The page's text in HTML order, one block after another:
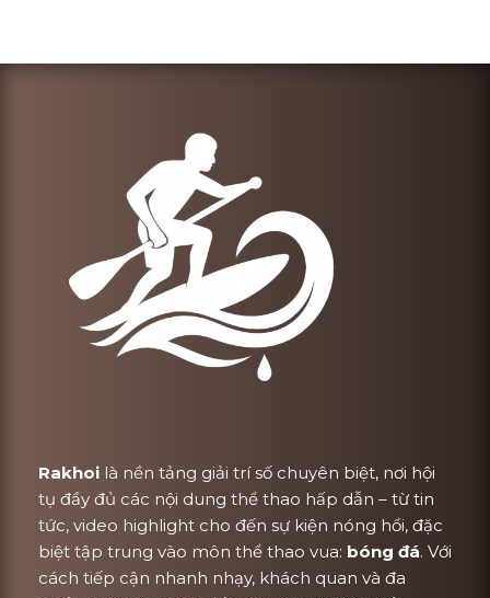
Rakhoi là nền tảng giải trí số chuyên biệt, nơi hội
tụ đầy đủ các nội dung thể thao hấp dẫn – từ tin
tức, video highlight cho đến sự kiện nóng hổi, đặc
biệt tập trung vào môn thể thao vua: bóng đá. Với
cách tiếp cận nhanh nhạy, khách quan và đa